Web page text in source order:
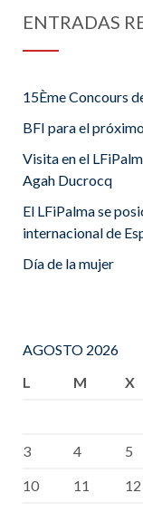
ENTRADAS
15Ème Concours
BFI para el
Visita en el
Agah Ducrocq
El LFiPalma se
internacional de
Día de la mujer
AGOSTO 2026
L
M X
3
4 5
10
11 12